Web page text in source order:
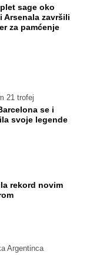
sage oko
Arsenala završili
za pamćenje
21 trofej
se i
svoje legende
rekord novim
Argentinca